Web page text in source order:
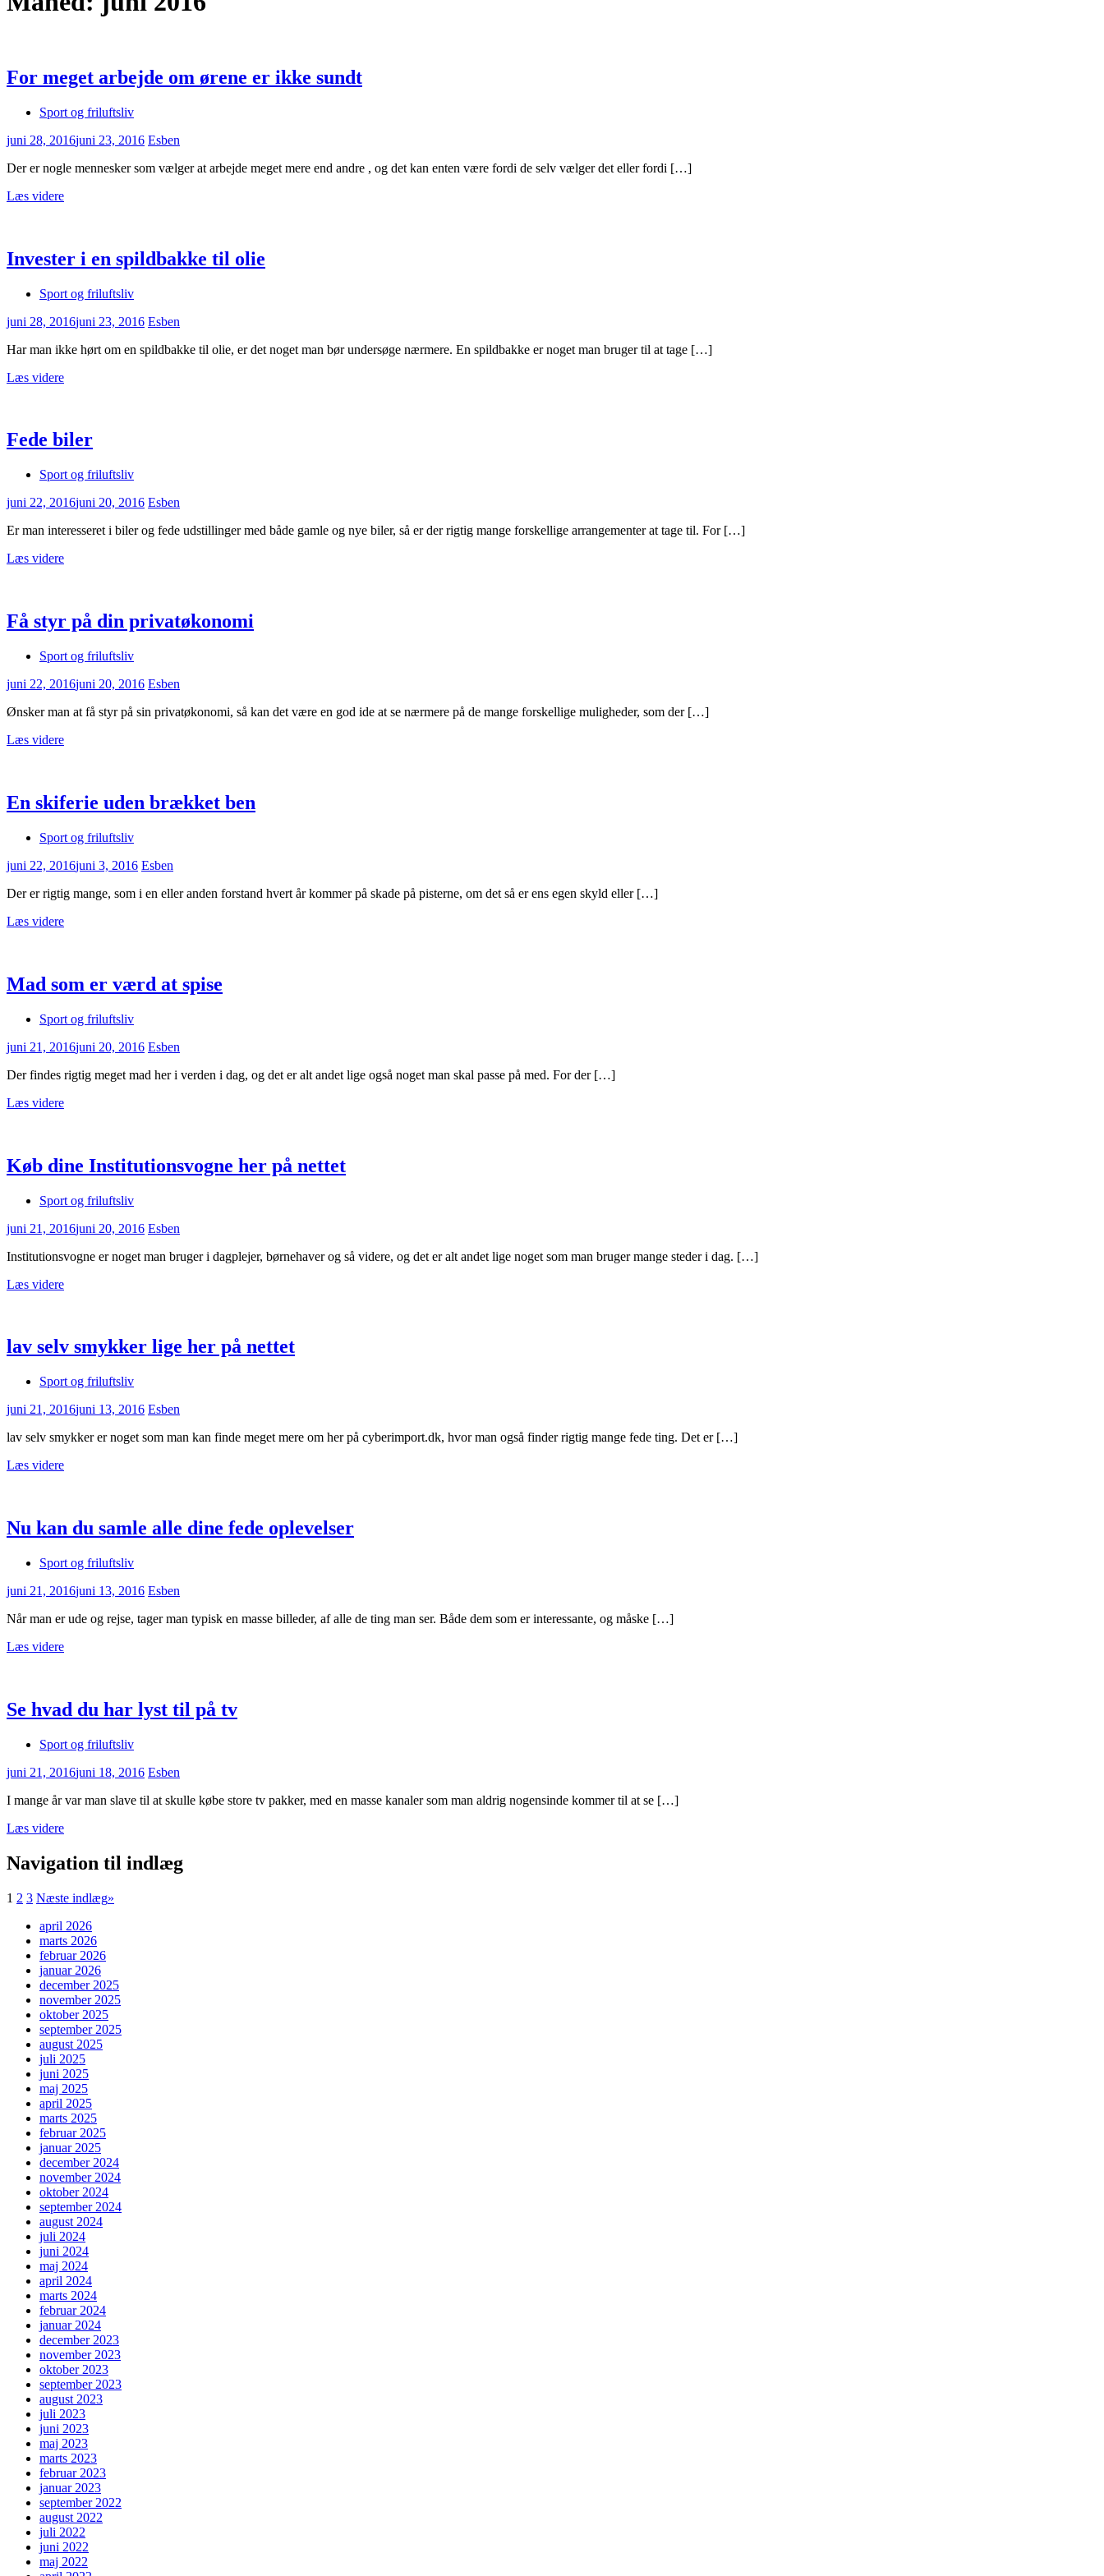
For meget arbejde om ørene er ikke sundt
Sport og friluftsliv
juni 28, 2016juni 23, 2016 Esben
Der er nogle mennesker som vælger at arbejde meget mere end andre , og det kan enten være fordi de selv vælger det eller fordi […]
Læs videre
Invester i en spildbakke til olie
Sport og friluftsliv
juni 28, 2016juni 23, 2016 Esben
Har man ikke hørt om en spildbakke til olie, er det noget man bør undersøge nærmere. En spildbakke er noget man bruger til at tage […]
Læs videre
Fede biler
Sport og friluftsliv
juni 22, 2016juni 20, 2016 Esben
Er man interesseret i biler og fede udstillinger med både gamle og nye biler, så er der rigtig mange forskellige arrangementer at tage til. For […]
Læs videre
Få styr på din privatøkonomi
Sport og friluftsliv
juni 22, 2016juni 20, 2016 Esben
Ønsker man at få styr på sin privatøkonomi, så kan det være en god ide at se nærmere på de mange forskellige muligheder, som der […]
Læs videre
En skiferie uden brækket ben
Sport og friluftsliv
juni 22, 2016juni 3, 2016 Esben
Der er rigtig mange, som i en eller anden forstand hvert år kommer på skade på pisterne, om det så er ens egen skyld eller […]
Læs videre
Mad som er værd at spise
Sport og friluftsliv
juni 21, 2016juni 20, 2016 Esben
Der findes rigtig meget mad her i verden i dag, og det er alt andet lige også noget man skal passe på med. For der […]
Læs videre
Køb dine Institutionsvogne her på nettet
Sport og friluftsliv
juni 21, 2016juni 20, 2016 Esben
Institutionsvogne er noget man bruger i dagplejer, børnehaver og så videre, og det er alt andet lige noget som man bruger mange steder i dag. […]
Læs videre
lav selv smykker lige her på nettet
Sport og friluftsliv
juni 21, 2016juni 13, 2016 Esben
lav selv smykker er noget som man kan finde meget mere om her på cyberimport.dk, hvor man også finder rigtig mange fede ting. Det er […]
Læs videre
Nu kan du samle alle dine fede oplevelser
Sport og friluftsliv
juni 21, 2016juni 13, 2016 Esben
Når man er ude og rejse, tager man typisk en masse billeder, af alle de ting man ser. Både dem som er interessante, og måske […]
Læs videre
Se hvad du har lyst til på tv
Sport og friluftsliv
juni 21, 2016juni 18, 2016 Esben
I mange år var man slave til at skulle købe store tv pakker, med en masse kanaler som man aldrig nogensinde kommer til at se […]
Læs videre
Navigation til indlæg
1 2 3 Næste indlæg»
april 2026
marts 2026
februar 2026
januar 2026
december 2025
november 2025
oktober 2025
september 2025
august 2025
juli 2025
juni 2025
maj 2025
april 2025
marts 2025
februar 2025
januar 2025
december 2024
november 2024
oktober 2024
september 2024
august 2024
juli 2024
juni 2024
maj 2024
april 2024
marts 2024
februar 2024
januar 2024
december 2023
november 2023
oktober 2023
september 2023
august 2023
juli 2023
juni 2023
maj 2023
marts 2023
februar 2023
januar 2023
september 2022
august 2022
juli 2022
juni 2022
maj 2022